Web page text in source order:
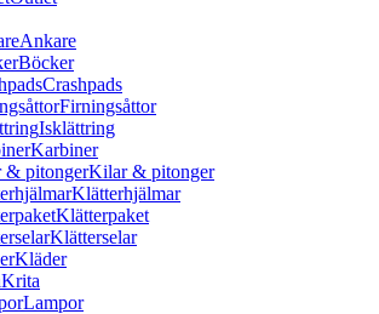
Ankare
Böcker
Crashpads
Firningsåttor
Isklättring
Karbiner
Kilar & pitonger
Klätterhjälmar
Klätterpaket
Klätterselar
Kläder
Krita
Lampor